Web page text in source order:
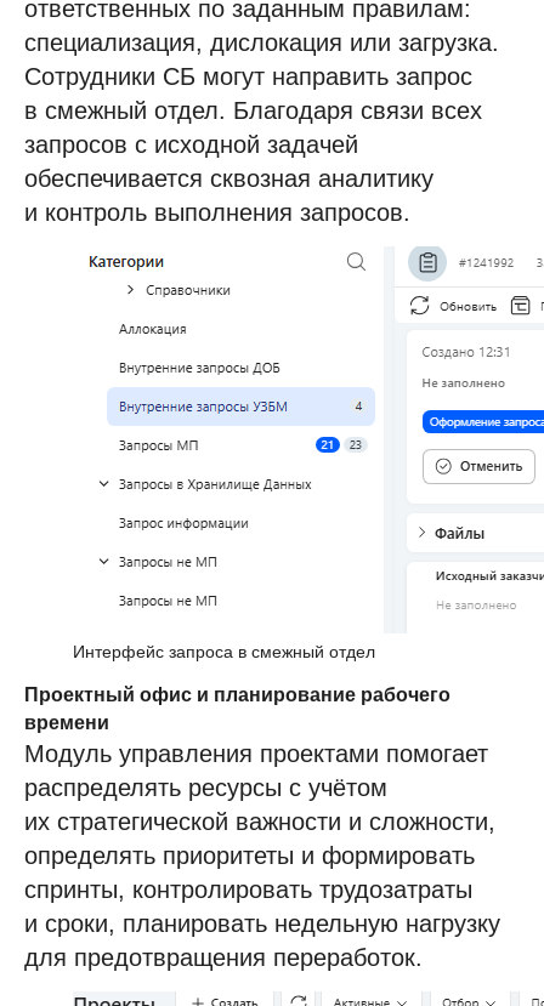
ответственных по заданным правилам:
специализация, дислокация или загрузка.
Сотрудники СБ могут направить запрос
в смежный отдел. Благодаря связи всех
запросов с исходной задачей
обеспечивается сквозная аналитику
и контроль выполнения запросов.
Интерфейс запроса в смежный отдел
Проектный офис и планирование рабочего
времени
Модуль управления проектами помогает
распределять ресурсы с учётом
их стратегической важности и сложности,
определять приоритеты и формировать
спринты, контролировать трудозатраты
и сроки, планировать недельную нагрузку
для предотвращения переработок.
Что будет на консультации:
Обсудим ваши потребности
Покажем больше релевантных
кейсов на демо-площадках.
Ответим на ваши вопросы.
заполните форму
+7
У вас похожий запрос?
Запишитесь на онлайн-
консультацию
Решение идеально